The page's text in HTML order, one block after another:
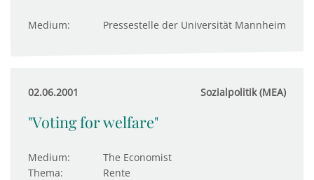
Medium: Pressestelle der Universität Mannheim
02.06.2001 Sozialpolitik (MEA)
"Voting for welfare"
Medium:
The Economist
Thema:
Rente